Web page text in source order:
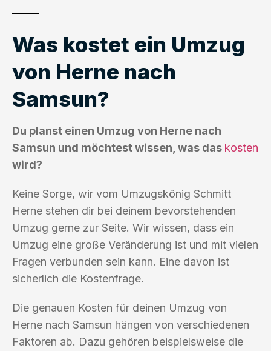
Was kostet ein Umzug
von Herne nach
Samsun?
Du planst einen Umzug von Herne nach
Samsun und möchtest wissen, was das kosten
wird?
Keine Sorge, wir vom Umzugskönig Schmitt
Herne stehen dir bei deinem bevorstehenden
Umzug gerne zur Seite. Wir wissen, dass ein
Umzug eine große Veränderung ist und mit vielen
Fragen verbunden sein kann. Eine davon ist
sicherlich die Kostenfrage.
Die genauen Kosten für deinen Umzug von
Herne nach Samsun hängen von verschiedenen
Faktoren ab. Dazu gehören beispielsweise die